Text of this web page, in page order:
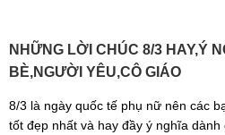
NHỮNG LỜI CHÚC 8/3 HAY,Ý
BÈ,NGƯỜI YÊU,CÔ GIÁO
8/3 là ngày quốc tế phụ nữ nên các
tốt đẹp nhất và hay đầy ý nghĩa dành